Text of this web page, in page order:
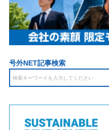
号外NET記事検索